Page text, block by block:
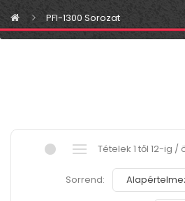
PFI-1300 Sorozat
Tételek 1 től 12-ig /
Sorrend: